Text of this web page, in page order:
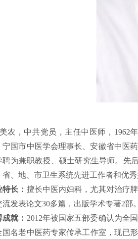
农，中共党员，主任中医师， 1962
宁国市中医学会理事长、安徽省中医
聘为兼职教授、硕士研究生导师。先
省、地、市卫生系统先进工作者和优
长： 擅长中医内妇科，尤其对治疗
流发表论文30多篇，出版学术专著2部。
就： 2012年被国家五部委确认为全
国名老中医药专家传承工作室，现已